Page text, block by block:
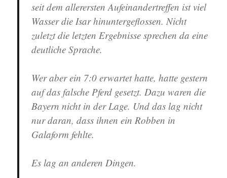
seit dem allerersten Aufeinandertreffen ist viel
Wasser die Isar hinuntergeflossen. Nicht
zuletzt die letzten Ergebnisse sprechen da eine
deutliche Sprache.
Wer aber ein 7:0 erwartet hatte, hatte gestern
auf das falsche Pferd gesetzt. Dazu waren die
Bayern nicht in der Lage. Und das lag nicht
nur daran, dass ihnen ein Robben in
Galaform fehlte.
Es lag an anderen Dingen.